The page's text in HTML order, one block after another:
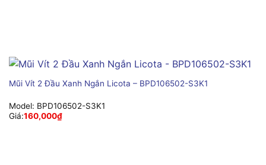
Mũi Vít 2 Đầu Xanh Ngắn Licota – BPD106502-S3K1
Model: BPD106502-S3K1
Giá:160,000₫